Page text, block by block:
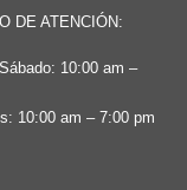
DE ATENCIÓN:
10:00 am –
10:00 am – 7:00 pm